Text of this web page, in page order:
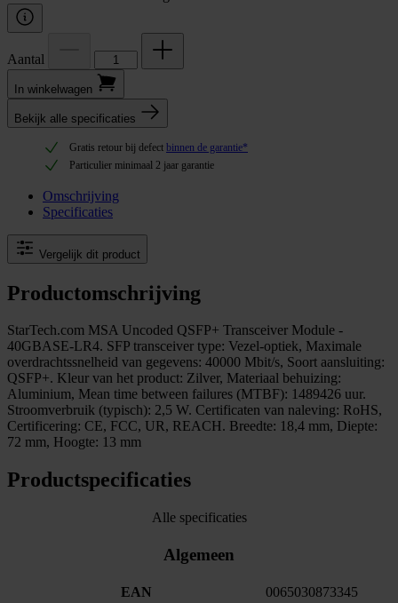
Aantal
In winkel­wagen
Bekijk alle specificaties
Gratis retour bij defect binnen de garantie*
Particulier minimaal 2 jaar garantie
Omschrijving
Specificaties
Vergelijk dit product
Productomschrijving
StarTech.com MSA Uncoded QSFP+ Transceiver Module -
40GBASE-LR4. SFP transceiver type: Vezel-optiek, Maximale
overdrachtssnelheid van gegevens: 40000 Mbit/s, Soort aansluiting:
QSFP+. Kleur van het product: Zilver, Materiaal behuizing:
Aluminium, Mean time between failures (MTBF): 1489426 uur.
Stroomverbruik (typisch): 2,5 W. Certificaten van naleving: RoHS,
Certificering: CE, FCC, UR, REACH. Breedte: 18,4 mm, Diepte:
72 mm, Hoogte: 13 mm
Productspecificaties
Alle specificaties
Algemeen
EAN
0065030873345